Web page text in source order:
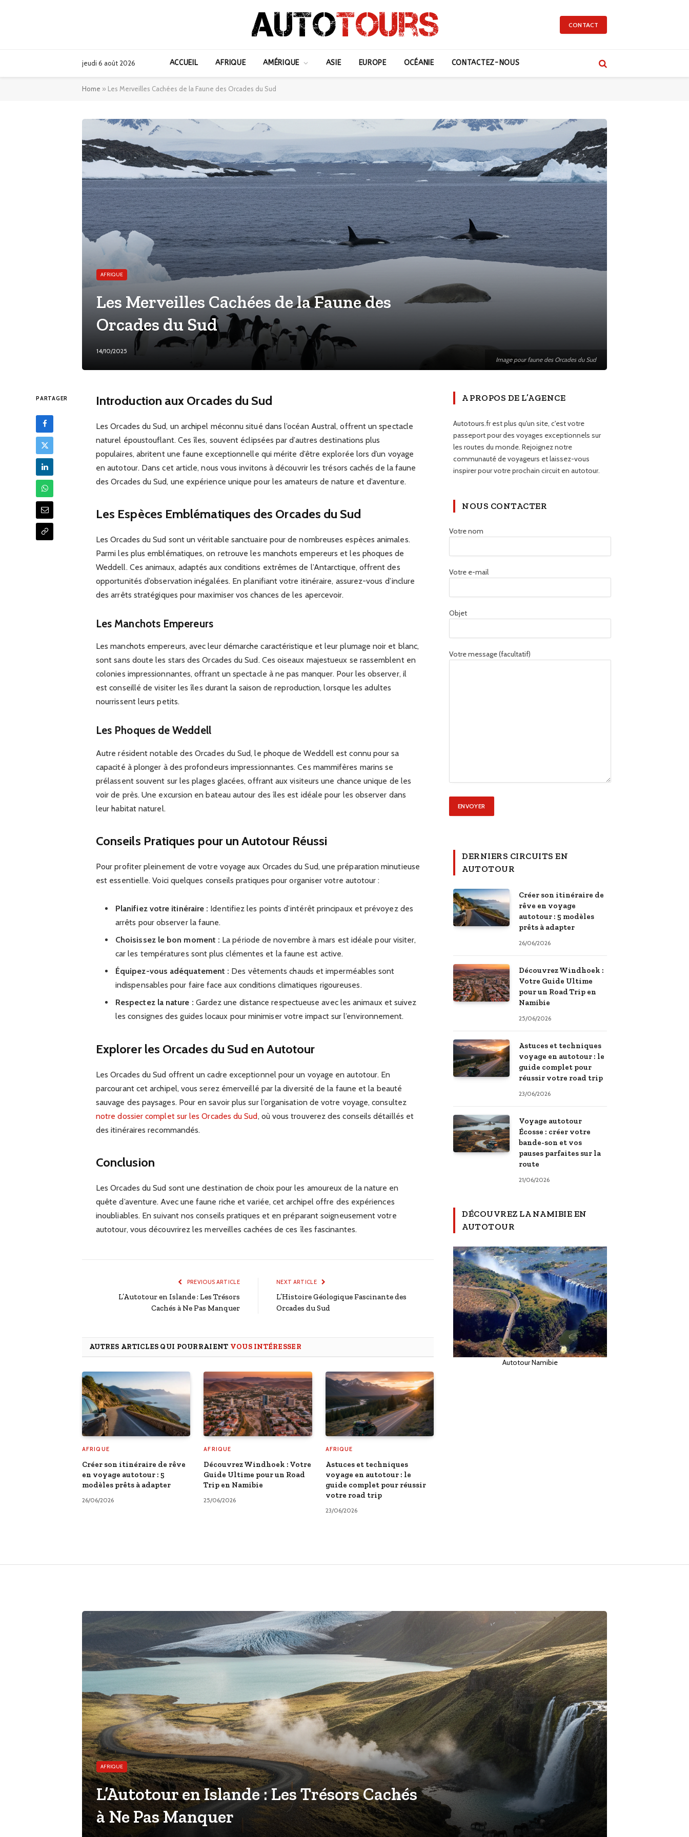
CONTACT
jeudi 6 août 2026 ACCUEIL AFRIQUE AMÉRIQUE ASIE EUROPE OCÉANIE CONTACTEZ-NOUS
Home » Les Merveilles Cachées de la Faune des Orcades du Sud
Image pour faune des Orcades du Sud
AFRIQUE
Les Merveilles Cachées de la Faune des
Orcades du Sud
14/10/2025
PARTAGER Introduction aux Orcades du Sud
Les Orcades du Sud, un archipel méconnu situé dans l’océan Austral, offrent un spectacle
naturel époustouflant. Ces îles, souvent éclipsées par d’autres destinations plus
populaires, abritent une faune exceptionnelle qui mérite d’être explorée lors d’un voyage
en autotour. Dans cet article, nous vous invitons à découvrir les trésors cachés de la faune
des Orcades du Sud, une expérience unique pour les amateurs de nature et d’aventure.
Les Espèces Emblématiques des Orcades du Sud
Les Orcades du Sud sont un véritable sanctuaire pour de nombreuses espèces animales.
Parmi les plus emblématiques, on retrouve les manchots empereurs et les phoques de
Weddell. Ces animaux, adaptés aux conditions extrêmes de l’Antarctique, offrent des
opportunités d’observation inégalées. En planifiant votre itinéraire, assurez-vous d’inclure
des arrêts stratégiques pour maximiser vos chances de les apercevoir.
Les Manchots Empereurs
Les manchots empereurs, avec leur démarche caractéristique et leur plumage noir et blanc,
sont sans doute les stars des Orcades du Sud. Ces oiseaux majestueux se rassemblent en
colonies impressionnantes, offrant un spectacle à ne pas manquer. Pour les observer, il
est conseillé de visiter les îles durant la saison de reproduction, lorsque les adultes
nourrissent leurs petits.
Les Phoques de Weddell
Autre résident notable des Orcades du Sud, le phoque de Weddell est connu pour sa
capacité à plonger à des profondeurs impressionnantes. Ces mammifères marins se
prélassent souvent sur les plages glacées, offrant aux visiteurs une chance unique de les
voir de près. Une excursion en bateau autour des îles est idéale pour les observer dans
leur habitat naturel.
Conseils Pratiques pour un Autotour Réussi
Pour profiter pleinement de votre voyage aux Orcades du Sud, une préparation minutieuse
est essentielle. Voici quelques conseils pratiques pour organiser votre autotour :
Planifiez votre itinéraire : Identifiez les points d’intérêt principaux et prévoyez des
arrêts pour observer la faune.
Choisissez le bon moment : La période de novembre à mars est idéale pour visiter,
car les températures sont plus clémentes et la faune est active.
Équipez-vous adéquatement : Des vêtements chauds et imperméables sont
indispensables pour faire face aux conditions climatiques rigoureuses.
Respectez la nature : Gardez une distance respectueuse avec les animaux et suivez
les consignes des guides locaux pour minimiser votre impact sur l’environnement.
Explorer les Orcades du Sud en Autotour
Les Orcades du Sud offrent un cadre exceptionnel pour un voyage en autotour. En
parcourant cet archipel, vous serez émerveillé par la diversité de la faune et la beauté
sauvage des paysages. Pour en savoir plus sur l’organisation de votre voyage, consultez
notre dossier complet sur les Orcades du Sud, où vous trouverez des conseils détaillés et
des itinéraires recommandés.
Conclusion
Les Orcades du Sud sont une destination de choix pour les amoureux de la nature en
quête d’aventure. Avec une faune riche et variée, cet archipel offre des expériences
inoubliables. En suivant nos conseils pratiques et en préparant soigneusement votre
autotour, vous découvrirez les merveilles cachées de ces îles fascinantes.
PREVIOUS ARTICLE
L’Autotour en Islande : Les Trésors
Cachés à Ne Pas Manquer
NEXT ARTICLE
L’Histoire Géologique Fascinante des
Orcades du Sud
AUTRES ARTICLES QUI POURRAIENT VOUS INTÉRESSER
AFRIQUE
Créer son itinéraire de rêve
en voyage autotour : 5
modèles prêts à adapter
26/06/2026
AFRIQUE
Découvrez Windhoek : Votre
Guide Ultime pour un Road
Trip en Namibie
25/06/2026
AFRIQUE
Astuces et techniques
voyage en autotour : le
guide complet pour réussir
votre road trip
23/06/2026
A PROPOS DE L’AGENCE
Autotours.fr est plus qu'un site, c'est votre
passeport pour des voyages exceptionnels sur
les routes du monde. Rejoignez notre
communauté de voyageurs et laissez-vous
inspirer pour votre prochain circuit en autotour.
NOUS CONTACTER
Votre nom
Votre e-mail
Objet
Votre message (facultatif)
DERNIERS CIRCUITS EN
AUTOTOUR
Créer son itinéraire de
rêve en voyage
autotour : 5 modèles
prêts à adapter
26/06/2026
Découvrez Windhoek :
Votre Guide Ultime
pour un Road Trip en
Namibie
25/06/2026
Astuces et techniques
voyage en autotour : le
guide complet pour
réussir votre road trip
23/06/2026
Voyage autotour
Écosse : créer votre
bande-son et vos
pauses parfaites sur la
route
21/06/2026
DÉCOUVREZ LA NAMIBIE EN
AUTOTOUR
Autotour Namibie
AFRIQUE
L’Autotour en Islande : Les Trésors Cachés
à Ne Pas Manquer